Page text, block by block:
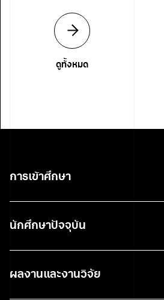
ดูทั้งหมด
การเข้าศึกษา
นักศึกษาปัจจุบัน
ผลงานและงานวิจัย